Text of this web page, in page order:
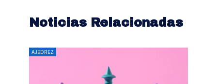
Noticias Relacionadas
AJEDREZ